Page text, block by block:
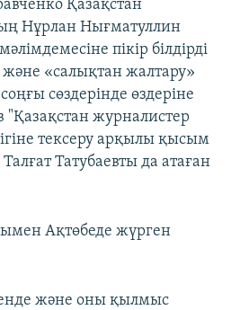
Қазақстан
Нұрлан Нығматуллин
пікір білдірді
«салықтан жалтару»
сөздерінде өздеріне
журналистер
тексеру арқылы қысым
Татубаевты да атаған
Ақтөбеде жүрген
және оны қылмыс